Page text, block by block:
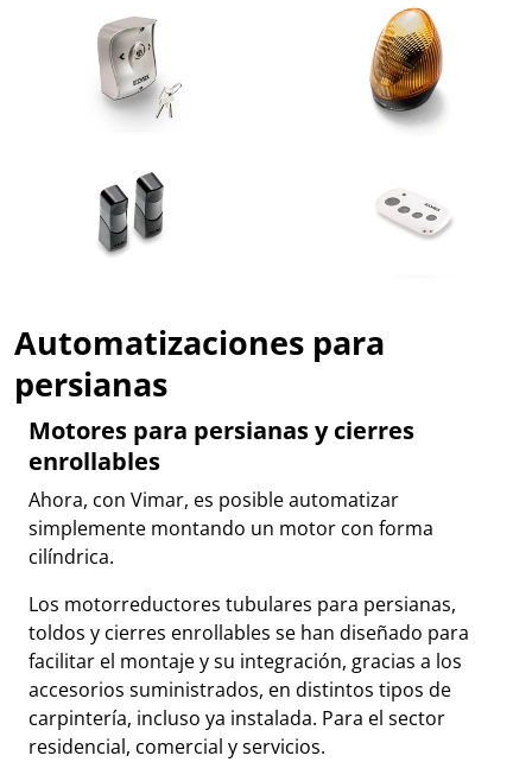
Automatizaciones para
persianas
Motores para persianas y cierres
enrollables
Ahora, con Vimar, es posible automatizar
simplemente montando un motor con forma
cilíndrica.
Los motorreductores tubulares para persianas,
toldos y cierres enrollables se han diseñado para
facilitar el montaje y su integración, gracias a los
accesorios suministrados, en distintos tipos de
carpintería, incluso ya instalada. Para el sector
residencial, comercial y servicios.